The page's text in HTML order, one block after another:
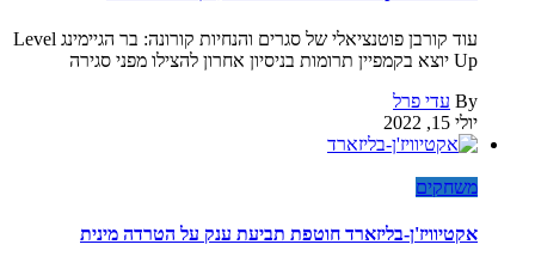
עוד קורבן פוטנציאלי של סגרים והנחיות קורונה: בר הגיימינג Level
Up יוצא בקמפיין תרומות בניסיון אחרון להצילו מפני סגירה
By עדי פרל
יולי 15, 2022
משחקים
אקטיוויז'ן-בליזארד חוטפת תביעת ענק על הטרדה מינית